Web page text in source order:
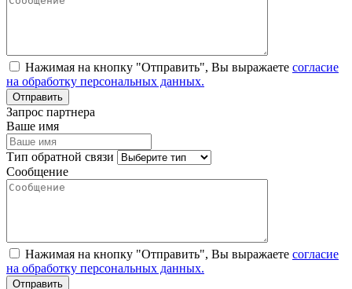
Нажимая на кнопку "Отправить", Вы выражаете согласие
на обработку персональных данных.
Запрос партнера
Ваше имя
Тип обратной связи
Сообщение
Нажимая на кнопку "Отправить", Вы выражаете согласие
на обработку персональных данных.